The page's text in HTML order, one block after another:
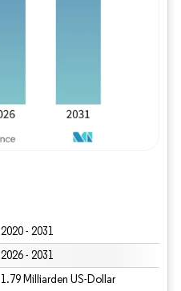
2020 - 2031
2026 - 2031
1.79 Milliarden US-Dollar